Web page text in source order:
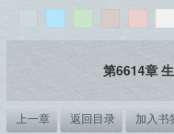
第6614章
上一章 返回目录 加入书